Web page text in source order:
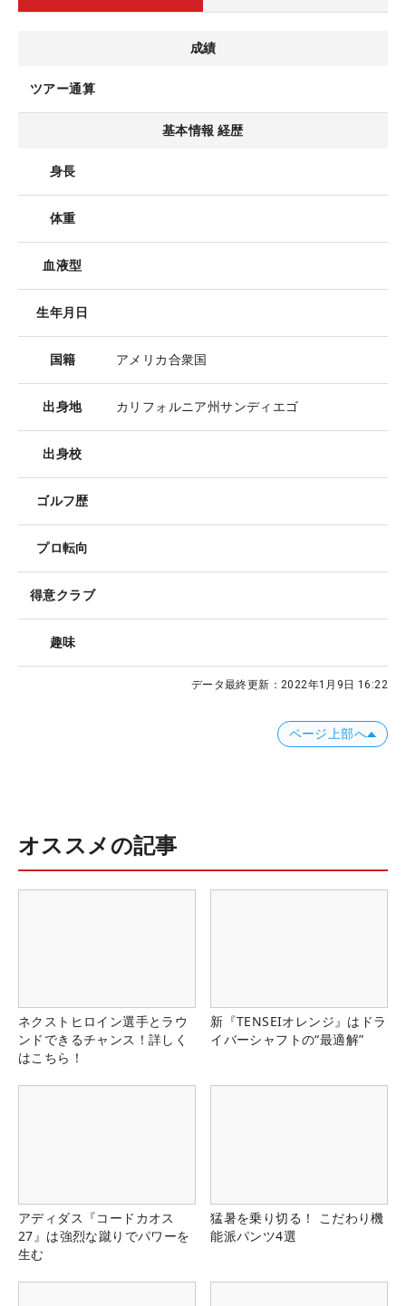
成績
ツアー通算
基本情報 経歴
身長
体重
血液型
生年月日
国籍 アメリカ合衆国
出身地 カリフォルニア州サンディエゴ
出身校
ゴルフ歴
プロ転向
得意クラブ
趣味
データ最終更新： 2022年1月9日 16:22
ページ上部へ
オススメの記事
ネクストヒロイン選手とラウ
ンドできるチャンス！詳しく
はこちら！
新『TENSEIオレンジ』はドラ
イバーシャフトの“最適解”
アディダス『コードカオス
27』は強烈な蹴りでパワーを
生む
猛暑を乗り切る！ こだわり機
能派パンツ4選